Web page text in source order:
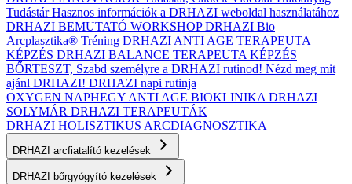
TudástárHasznos információk a DRHAZI weboldal használatához
DRHAZI BEMUTATÓ WORKSHOPDRHAZI Bio
Arcplasztika® Tréning DRHAZI ANTI AGE TERAPEUTA
KÉPZÉS DRHAZI BALANCE TERAPEUTA KÉPZÉS
BŐRTESZT, Szabd személyre a DRHAZI rutinod! Nézd meg mit
ajánl DRHAZI! DRHAZI napi rutinja
OXYGEN NAPHEGY ANTI AGE BIOKLINIKA DRHAZI
SOLYMÁR DRHAZI TERAPEUTÁK
DRHAZI HOLISZTIKUS ARCDIAGNOSZTIKA
DRHAZI arcfiatalító kezelések
DRHAZI bőrgyógyító kezelések